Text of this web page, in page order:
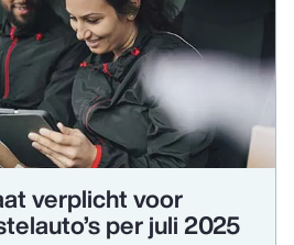
verplicht voor
per juli 2025